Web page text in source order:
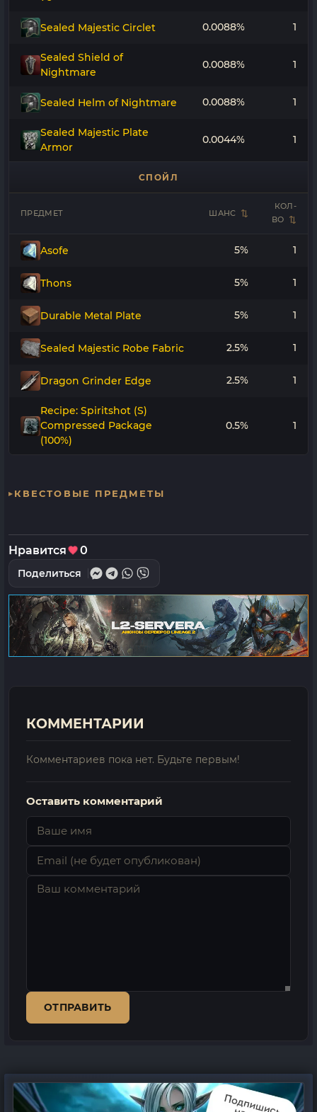
Sealed Majestic Circlet 0.0088% 1
Sealed Shield of
Nightmare
0.0088% 1
Sealed Helm of Nightmare 0.0088% 1
Sealed Majestic Plate
Armor
0.0044% 1
СПОЙЛ
ПРЕДМЕТ ШАНС
КОЛ-
ВО
Asofe 5% 1
Thons 5% 1
Durable Metal Plate 5% 1
Sealed Majestic Robe Fabric 2.5% 1
Dragon Grinder Edge 2.5% 1
Recipe: Spiritshot (S)
Compressed Package
(100%)
0.5% 1
КВЕСТОВЫЕ ПРЕДМЕТЫ
Нравится 0
Поделиться
КОММЕНТАРИИ
Комментариев пока нет. Будьте первым!
Оставить комментарий
ОТПРАВИТЬ